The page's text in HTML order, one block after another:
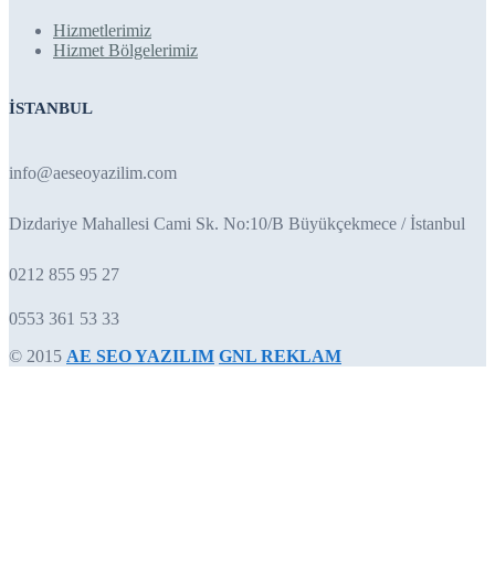
Hizmetlerimiz
Hizmet Bölgelerimiz
İSTANBUL
info@aeseoyazilim.com
Dizdariye Mahallesi Cami Sk. No:10/B Büyükçekmece / İstanbul
0212 855 95 27
0553 361 53 33
© 2015 AE SEO YAZILIM GNL REKLAM